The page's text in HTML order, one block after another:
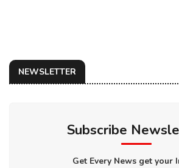
NEWSLETTER
Subscribe
Get Every News get your